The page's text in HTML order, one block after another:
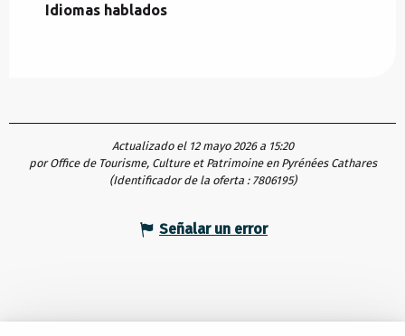
Idiomas hablados
Idiomas hablados
Actualizado el 12 mayo 2026 a 15:20
por Office de Tourisme, Culture et Patrimoine en Pyrénées Cathares
(Identificador de la oferta : 7806195)
Señalar un error